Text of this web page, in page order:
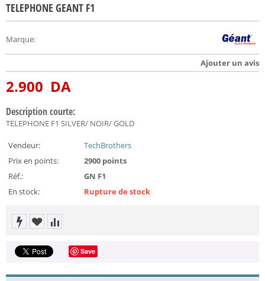
TELEPHONE GEANT F1
Marque:
Ajouter un avis
2.900 DA
Description courte:
TELEPHONE F1 SILVER/ NOIR/ GOLD
Vendeur:
TechBrothers
Prix en points:
2900 points
Réf.:
GN F1
En stock:
Rupture de stock
Save